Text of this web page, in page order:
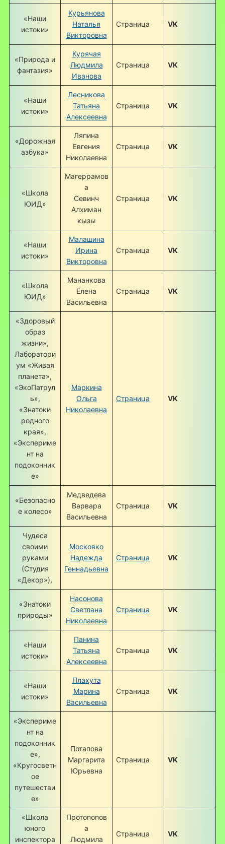
«Наши
истоки»
Курьянова
Наталья
Викторовна
Страница VK
«Природа и
фантазия»
Курячая
Людмила
Иванова
Страница VK
«Наши
истоки»
Лесникова
Татьяна
Алексеевна
Страница VK
«Дорожная
азбука»
Ляпина
Евгения
Николаевна
Страница VK
«Школа
ЮИД»
Магеррамов
а
Севинч
Алхиман
кызы
Страница VK
«Наши
истоки»
Малашина
Ирина
Викторовна
Страница VK
«Школа
ЮИД»
Мананкова
Елена
Васильевна
Страница VK
«Здоровый
образ
жизни»,
Лаборатори
ум «Живая
планета»,
«ЭкоПатрул
ь»,
«Знатоки
родного
края»,
«Экспериме
нт на
подоконник
е»
Маркина
Ольга
Николаевна
Страница VK
«Безопасно
е колесо»
Медведева
Варвара
Васильевна
Страница VK
Чудеса
своими
руками
(Студия
«Декор»),
Московко
Надежда
Геннадьевна
Страница VK
«Знатоки
природы»
Насонова
Светлана
Николаевна
Страница VK
«Наши
истоки»
Панина
Татьяна
Алексеевна
Страница VK
«Наши
истоки»
Плахута
Марина
Васильевна
Страница VK
«Экспериме
нт на
подоконник
е»,
«Кругосветн
ое
путешестви
е»
Потапова
Маргарита
Юрьевна
Страница VK
«Школа
юного
инспектора
Протопопов
а
Людмила
Страница VK